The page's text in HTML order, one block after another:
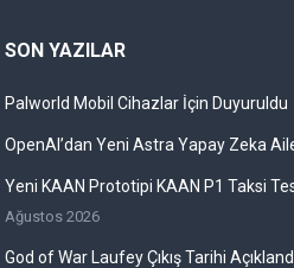
SON YAZILAR
Palworld Mobil Cihazlar İçin Duyuruldu
OpenAI’dan Yeni Astra Yapay Zeka
Yeni KAAN Prototipi KAAN P1 Taksi
Ağustos 2026
God of War Laufey Çıkış Tarihi